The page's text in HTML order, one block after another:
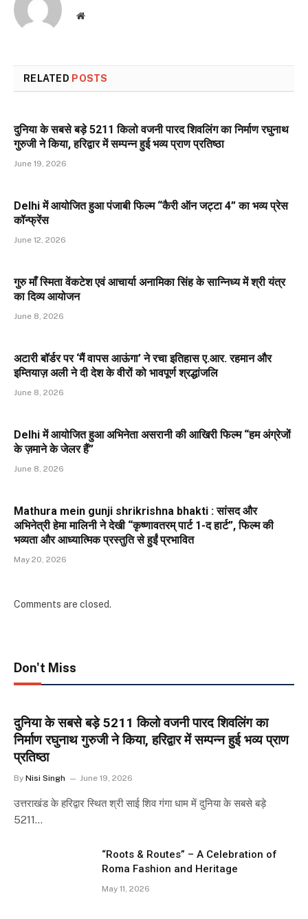
Website
RELATED POSTS
दुनिया के सबसे बड़े 5211 किलो वजनी पारद शिवलिंग का निर्माण रघुनाथ
गुरुजी ने किया, हरिद्वार में सम्पन्न हुई भव्य प्राण प्रतिष्ठा
June 19, 2026
Delhi में आयोजित हुआ पंजाबी फिल्म “कैरी ऑन जट्टा 4” का भव्य प्रेस
कॉन्फ्रेंस
June 12, 2026
गुरु माँ स्मिता वेंकटेश एवं आचार्या अनामिका सिंह के सान्निध्य में श्री यंत्र
का दिव्य आयोजन
June 8, 2026
अटारी बॉर्डर पर ‘मैं वापस आऊंगा’ ने रचा इतिहास ए.आर. रहमान और
इम्तियाज़ अली ने दी देश के वीरों को भावपूर्ण श्रद्धांजलि
June 8, 2026
Delhi में आयोजित हुआ अभिनेता असरानी की आखिरी फिल्म “हम अंग्रेजों
के ज़माने के जेलर हैं”
June 8, 2026
Mathura mein gunji shrikrishna bhakti : सांसद और
अभिनेत्री हेमा मालिनी ने देखी “कृष्णावतरम् पार्ट 1-द हार्ट”, फिल्म की
भव्यता और आध्यात्मिक प्रस्तुति से हुईं प्रभावित
May 20, 2026
Comments are closed.
Don't Miss
दुनिया के सबसे बड़े 5211 किलो वजनी पारद शिवलिंग का
निर्माण रघुनाथ गुरुजी ने किया, हरिद्वार में सम्पन्न हुई भव्य प्राण
प्रतिष्ठा
By Nisi Singh June 19, 2026
उत्तराखंड के हरिद्वार स्थित श्री साई शिव गंगा धाम में दुनिया के सबसे बड़े
5211…
“Roots & Routes” – A Celebration of
Roma Fashion and Heritage
May 11, 2026